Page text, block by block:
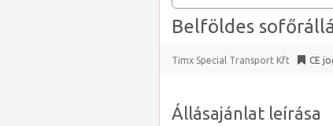
Belföldes
Timx Special Transport Kft CE
Állásajánlat leírása